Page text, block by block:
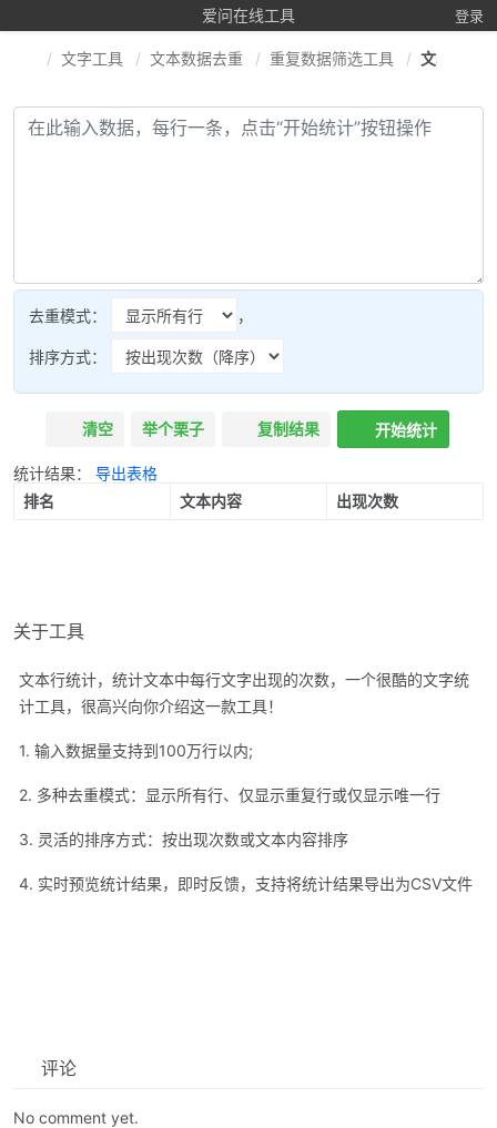
爱问在线工具 登录
文字工具 文本数据去重 重复数据筛选工具 文本按行
去重模式： ，
排序方式：
清空 举个栗子 复制结果 开始统计
统计结果： 导出表格
排名
文本内容 出现次数
关于工具
文本行统计，统计文本中每行文字出现的次数，一个很酷的文字统
计工具，很高兴向你介绍这一款工具！
1. 输入数据量支持到100万行以内;
2. 多种去重模式：显示所有行、仅显示重复行或仅显示唯一行
3. 灵活的排序方式：按出现次数或文本内容排序
4. 实时预览统计结果，即时反馈，支持将统计结果导出为CSV文件
评论
No comment yet.